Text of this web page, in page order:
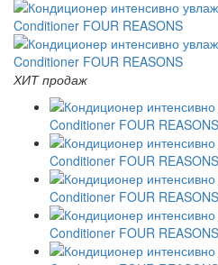
ХИТ продаж